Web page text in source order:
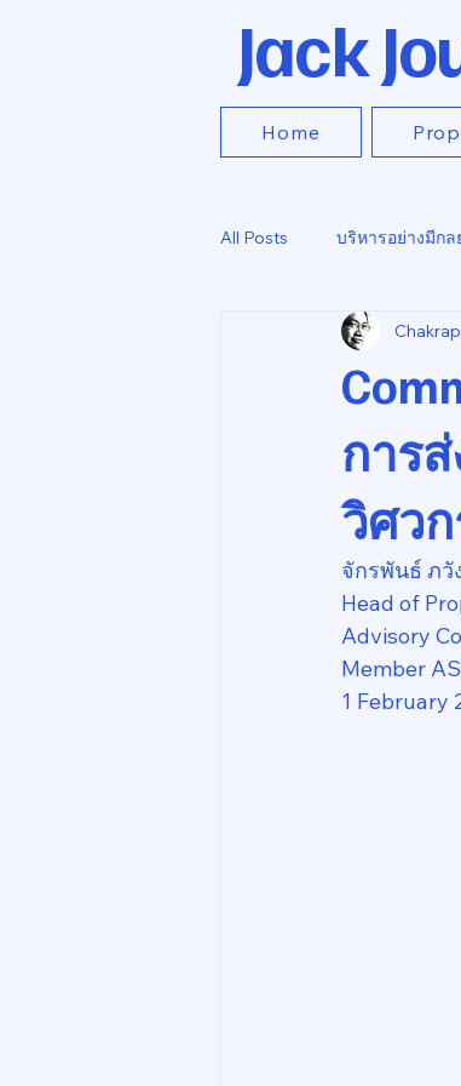
Jack
Home
All Posts บริหารอย่างมีกล
การ
วิศว
จักรพันธ์ ภวั
Head of
Advisory
Member
1 February